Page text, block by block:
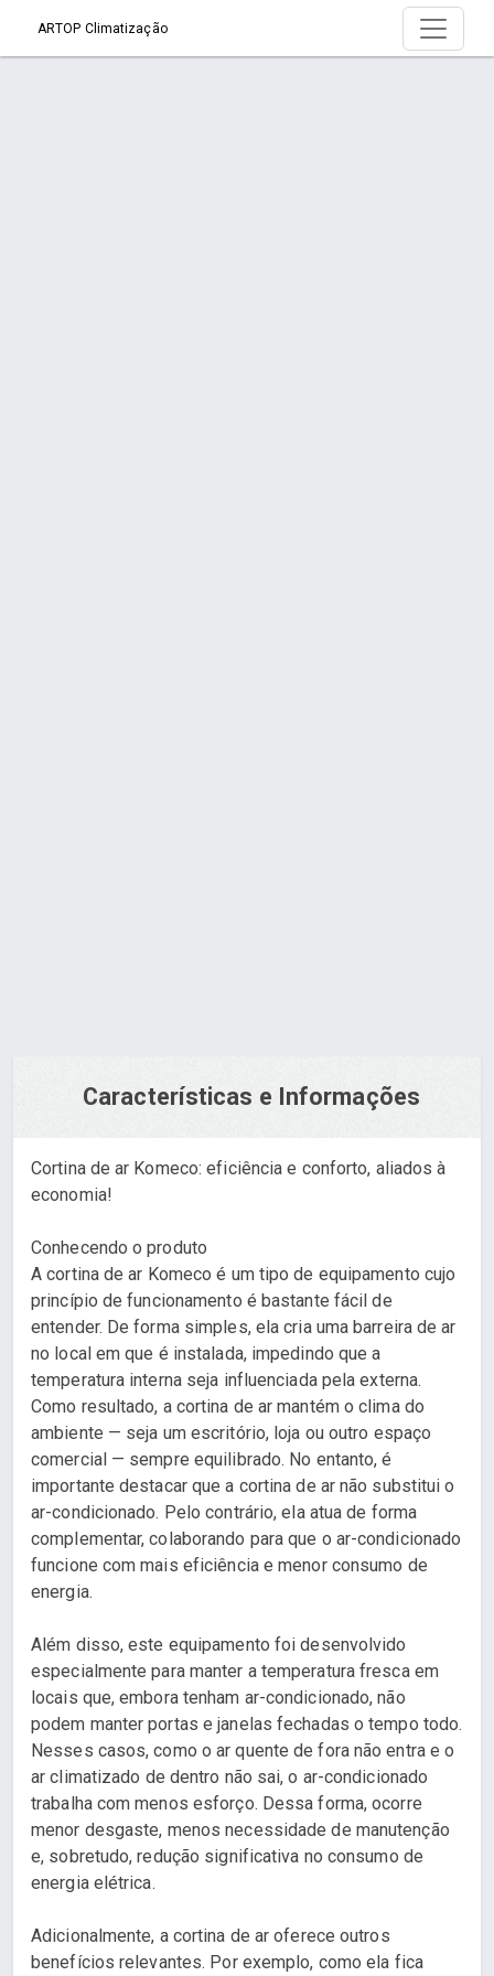
ARTOP Climatização
Características e Informações
Cortina de ar Komeco: eficiência e conforto, aliados à
economia!
Conhecendo o produto
A cortina de ar Komeco é um tipo de equipamento cujo
princípio de funcionamento é bastante fácil de
entender. De forma simples, ela cria uma barreira de ar
no local em que é instalada, impedindo que a
temperatura interna seja influenciada pela externa.
Como resultado, a cortina de ar mantém o clima do
ambiente — seja um escritório, loja ou outro espaço
comercial — sempre equilibrado. No entanto, é
importante destacar que a cortina de ar não substitui o
ar-condicionado. Pelo contrário, ela atua de forma
complementar, colaborando para que o ar-condicionado
funcione com mais eficiência e menor consumo de
energia.
Além disso, este equipamento foi desenvolvido
especialmente para manter a temperatura fresca em
locais que, embora tenham ar-condicionado, não
podem manter portas e janelas fechadas o tempo todo.
Nesses casos, como o ar quente de fora não entra e o
ar climatizado de dentro não sai, o ar-condicionado
trabalha com menos esforço. Dessa forma, ocorre
menor desgaste, menos necessidade de manutenção
e, sobretudo, redução significativa no consumo de
energia elétrica.
Adicionalmente, a cortina de ar oferece outros
benefícios relevantes. Por exemplo, como ela fica